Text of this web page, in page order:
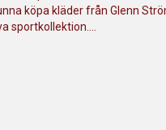
köpa kläder från Glenn
sportkollektion....